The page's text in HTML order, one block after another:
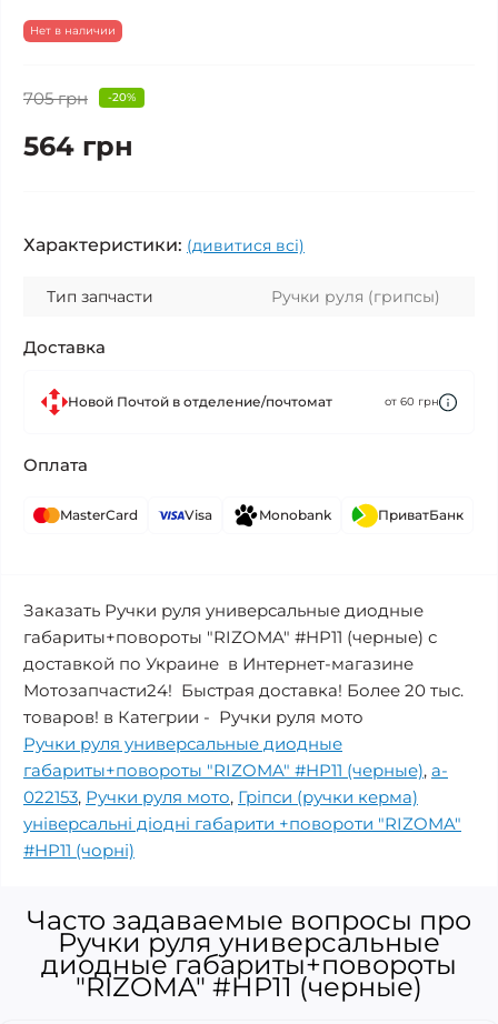
Нет в наличии
705 грн -20%
564 грн
Характеристики: (дивитися всі)
Тип запчасти Ручки руля (грипсы)
Доставка
Новой Почтой в отделение/почтомат от 60 грн
Оплата
MasterCard Visa Monobank ПриватБанк
Заказать Ручки руля универсальные диодные
габариты+повороты "RIZOMA" #HP11 (черные) с
доставкой по Украине в Интернет-магазине
Мотозапчасти24! Быстрая доставка! Более 20 тыс.
товаров! в Категрии - Ручки руля мото
Ручки руля универсальные диодные
габариты+повороты "RIZOMA" #HP11 (черные), a-
022153, Ручки руля мото, Гріпси (ручки керма)
універсальні діодні габарити +повороти "RIZOMA"
#HP11 (чорні)
Часто задаваемые вопросы про
Ручки руля универсальные
диодные габариты+повороты
"RIZOMA" #HP11 (черные)